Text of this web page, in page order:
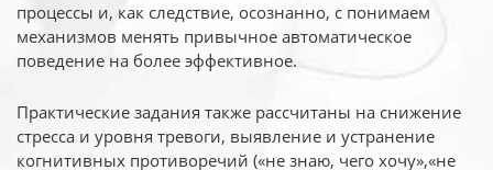
процессы и, как следствие, осознанно, с понимаем
механизмов менять привычное автоматическое
поведение на более эффективное.
Практические задания также рассчитаны на снижение
стресса и уровня тревоги, выявление и устранение
когнитивных противоречий («не знаю, чего хочу»,«не